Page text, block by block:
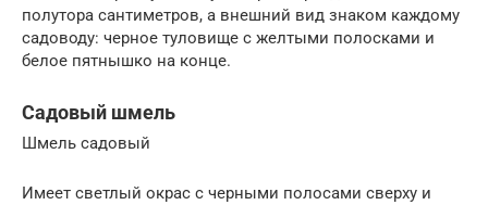
полутора сантиметров, а внешний вид знаком каждому
садоводу: черное туловище с желтыми полосками и
белое пятнышко на конце.
Садовый шмель
Шмель садовый
Имеет светлый окрас с черными полосами сверху и